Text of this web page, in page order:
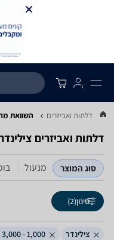
... דלתות ואביזרים השוואת
דלתות ואביזרים ‏צילינדר ‏1,000 - 3,000
סוג המוצר מנעול
סינון(2)
צילינדר 1,000 - 3,000 ₪